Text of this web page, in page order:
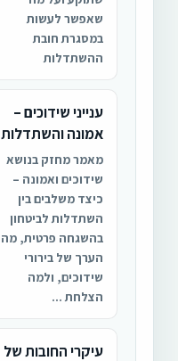
שאפשר לעשות
במסגרת חובת
ההשתדלות
ענייני שידוכים –
אמונה והשתדלות
מאמר מחזק בנושא
שידוכים ואמונה –
כיצד משלבים בין
השתדלות לביטחון
בהשגחה פרטית, מה
הערך של בירורי
שידוכים, ולמה
הצלחת ...
עיקרי החובות של